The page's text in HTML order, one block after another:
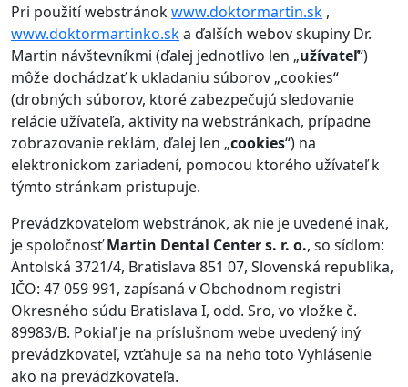
Pri použití webstránokwww.doktormartin.sk ,
www.doktormartinko.ska ďalších webov skupiny Dr.
Martin návštevníkmi (ďalej jednotlivo len „užívateľ“)
môže dochádzať k ukladaniu súborov „cookies“
(drobných súborov, ktoré zabezpečujú sledovanie
relácie užívateľa, aktivity na webstránkach, prípadne
zobrazovanie reklám, ďalej len „cookies“) na
elektronickom zariadení, pomocou ktorého užívateľ k
týmto stránkam pristupuje.
Prevádzkovateľom webstránok, ak nie je uvedené inak,
je spoločnosťMartin Dental Center s. r. o., so sídlom:
Antolská 3721/4, Bratislava 851 07, Slovenská republika,
IČO: 47 059 991, zapísaná v Obchodnom registri
Okresného súdu Bratislava I, odd. Sro, vo vložke č.
89983/B. Pokiaľ je na príslušnom webe uvedený iný
prevádzkovateľ, vzťahuje sa na neho toto Vyhlásenie
ako na prevádzkovateľa.